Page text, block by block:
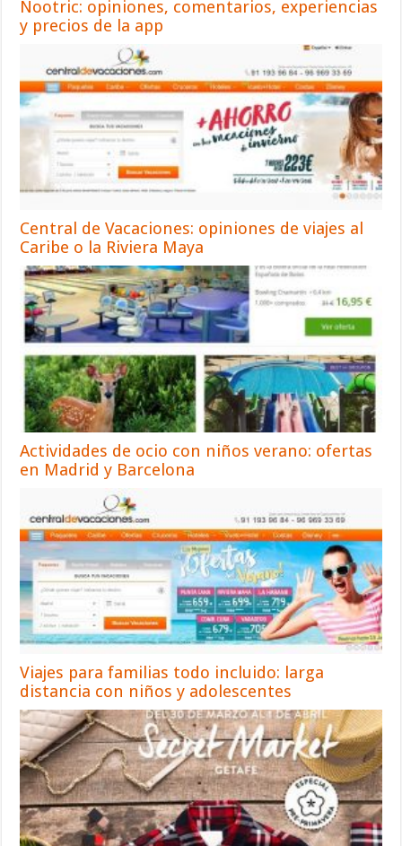
Nootric: opiniones, comentarios, experiencias
y precios de la app
Central de Vacaciones: opiniones de viajes al
Caribe o la Riviera Maya
Actividades de ocio con niños verano: ofertas
en Madrid y Barcelona
Viajes para familias todo incluido: larga
distancia con niños y adolescentes